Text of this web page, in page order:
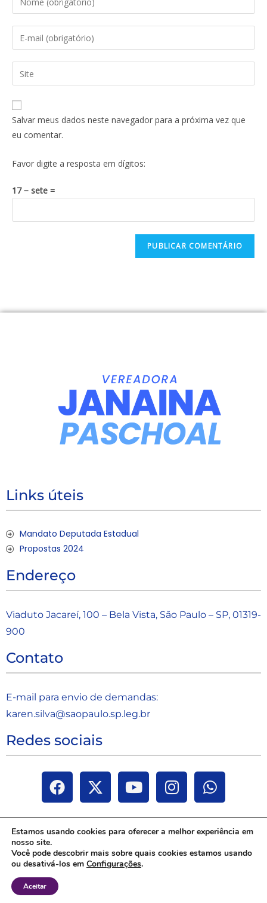
Salvar meus dados neste navegador para a próxima vez que
eu comentar.
Favor digite a resposta em dígitos:
17 − sete =
Links úteis
Mandato Deputada Estadual
Propostas 2024
Endereço
Viaduto Jacareí, 100 – Bela Vista, São Paulo – SP, 01319-
900
Contato
E-mail para envio de demandas:
karen.silva@saopaulo.sp.leg.br
Redes sociais
Janaina Paschoal | Todos os direitos reservados 2025
Estamos usando cookies para oferecer a melhor experiência em
nosso site.
Você pode descobrir mais sobre quais cookies estamos usando
ou desativá-los em Configurações.
Aceitar